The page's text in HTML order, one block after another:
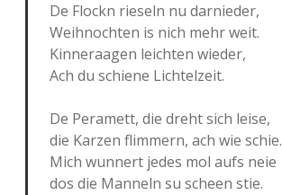
De Flockn rie­seln nu darnieder,
Weih­noch­ten is nich mehr weit.
Kin­ner­aa­gen leich­ten wieder,
Ach du schie­ne Lichtelzeit.
De Pera­mett, die dreht sich leise,
die Karzen flim­mern, ach wie schie.
Mich wun­nert jedes mol aufs neie
dos die Man­neln su scheen stie.